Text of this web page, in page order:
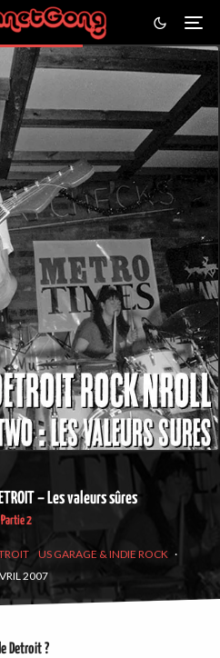
– Les valeurs sûres
Partie 2
US GARAGE & INDIE ROCK ·
2007
Detroit ?